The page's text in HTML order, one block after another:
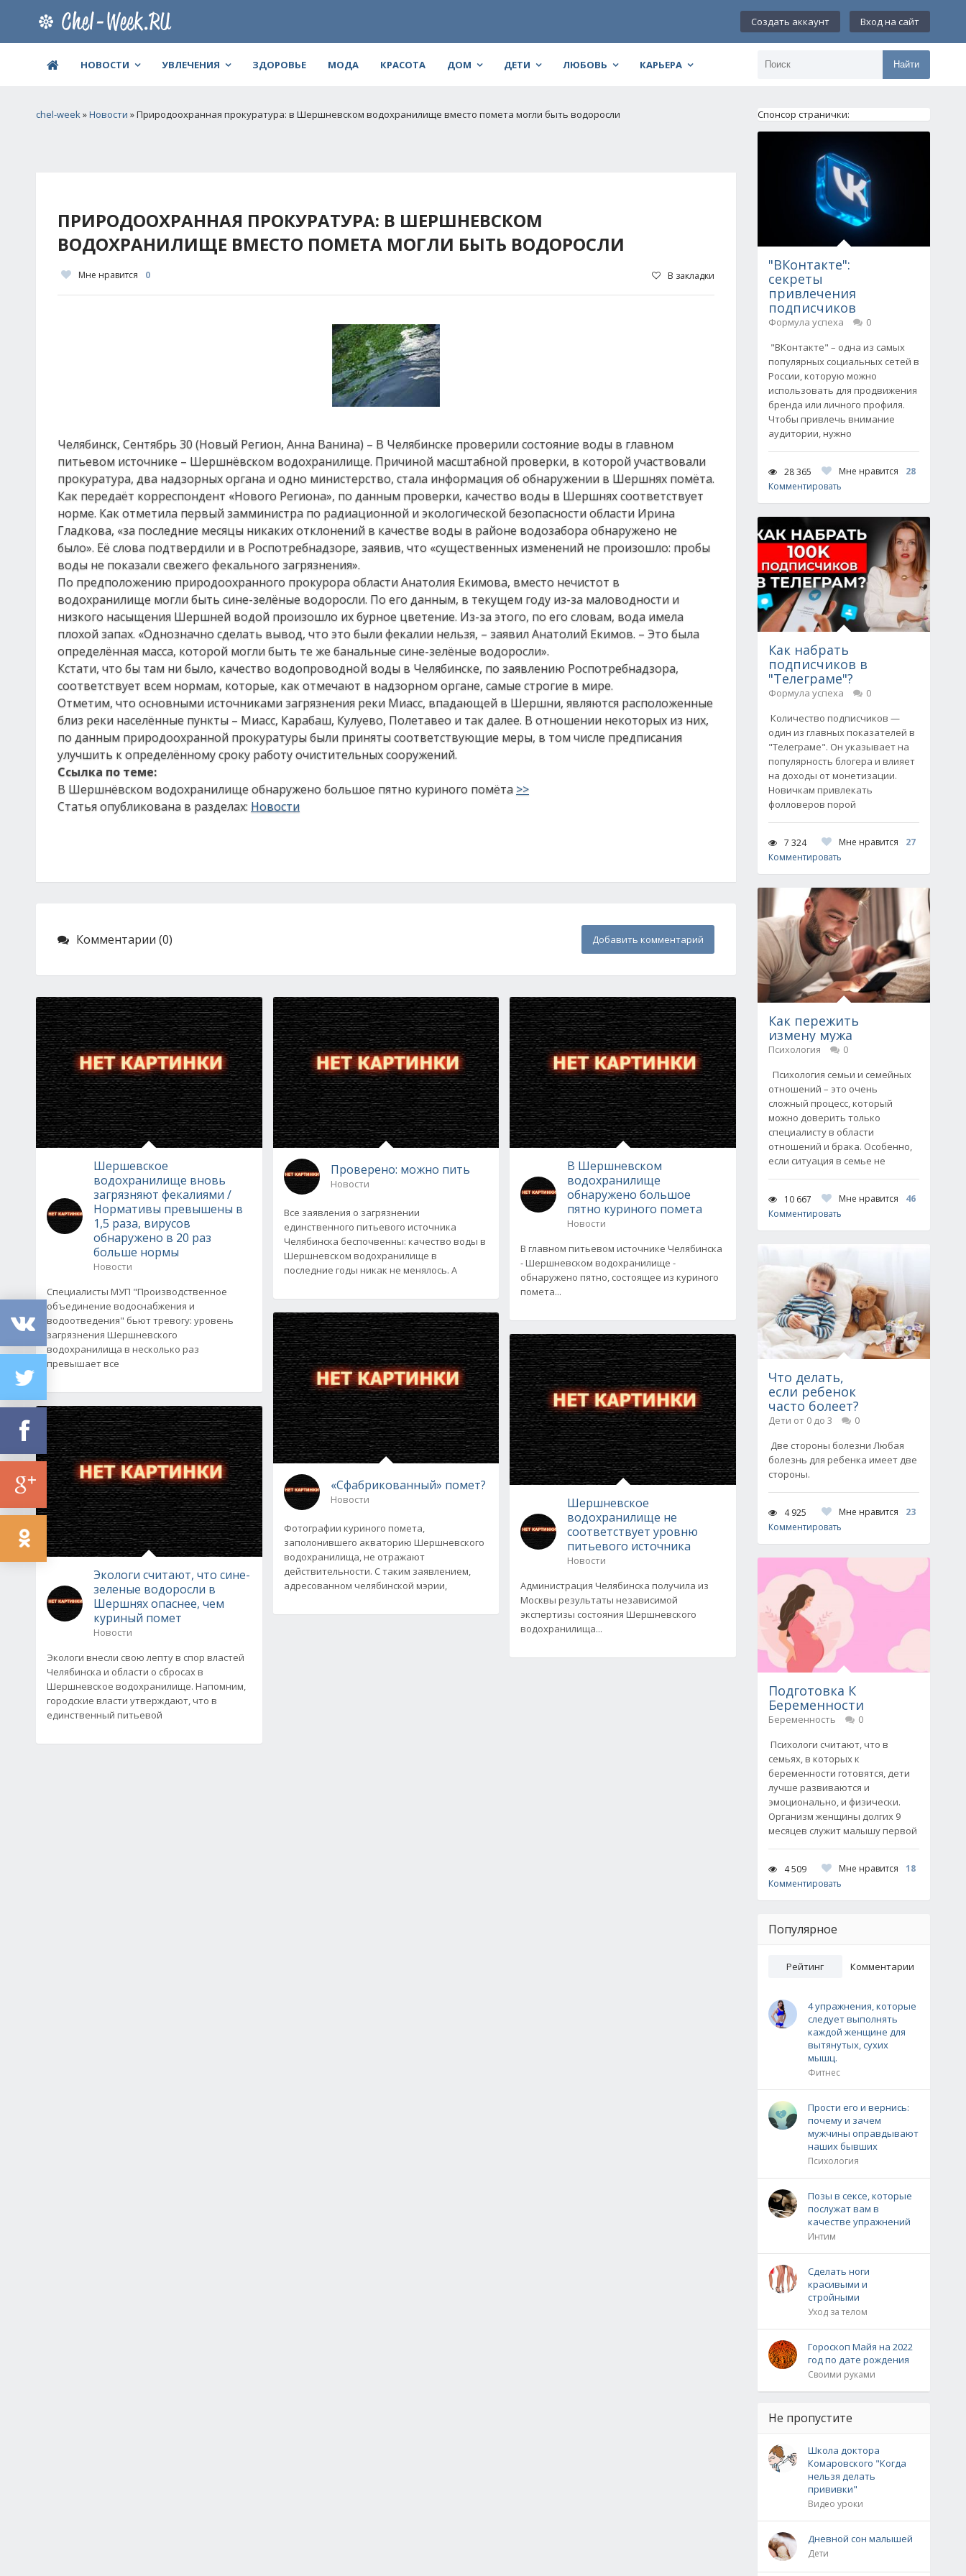
Создать аккаунт Вход на сайт
НОВОСТИ УВЛЕЧЕНИЯ ЗДОРОВЬЕ МОДА КРАСОТА ДОМ ДЕТИ ЛЮБОВЬ КАРЬЕРА Найти
chel-week»Новости » Природоохранная прокуратура: в Шершневском водохранилище вместо помета могли быть водоросли
ПРИРОДООХРАННАЯ ПРОКУРАТУРА: В ШЕРШНЕВСКОМ
ВОДОХРАНИЛИЩЕ ВМЕСТО ПОМЕТА МОГЛИ БЫТЬ ВОДОРОСЛИ
Мне нравится 0 В закладки
Челябинск, Сентябрь 30 (Новый Регион, Анна Ванина) – В Челябинске проверили состояние воды в главном
питьевом источнике – Шершнёвском водохранилище. Причиной масштабной проверки, в которой участвовали
прокуратура, два надзорных органа и одно министерство, стала информация об обнаружении в Шершнях помёта.
Как передаёт корреспондент «Нового Региона», по данным проверки, качество воды в Шершнях соответствует
норме. Как отметила первый замминистра по радиационной и экологической безопасности области Ирина
Гладкова, «за последние месяцы никаких отклонений в качестве воды в районе водозабора обнаружено не
было». Её слова подтвердили и в Роспотребнадзоре, заявив, что «существенных изменений не произошло: пробы
воды не показали свежего фекального загрязнения».
По предположению природоохранного прокурора области Анатолия Екимова, вместо нечистот в
водохранилище могли быть сине-зелёные водоросли. По его данным, в текущем году из-за маловодности и
низкого насыщения Шершней водой произошло их бурное цветение. Из-за этого, по его словам, вода имела
плохой запах. «Однозначно сделать вывод, что это были фекалии нельзя, – заявил Анатолий Екимов. – Это была
определённая масса, которой могли быть те же банальные сине-зелёные водоросли».
Кстати, что бы там ни было, качество водопроводной воды в Челябинске, по заявлению Роспотребнадзора,
соответствует всем нормам, которые, как отмечают в надзорном органе, самые строгие в мире.
Отметим, что основными источниками загрязнения реки Миасс, впадающей в Шершни, являются расположенные
близ реки населённые пункты – Миасс, Карабаш, Кулуево, Полетавео и так далее. В отношении некоторых из них,
по данным природоохранной прокуратуры были приняты соответствующие меры, в том числе предписания
улучшить к определённому сроку работу очистительных сооружений.
Ссылка по теме:
В Шершнёвском водохранилище обнаружено большое пятно куриного помёта >>
Статья опубликована в разделах: Новости
Комментарии (0) Добавить комментарий
Шершевское
водохранилище вновь
загрязняют фекалиями /
Нормативы превышены в
1,5 раза, вирусов
обнаружено в 20 раз
больше нормы
Новости
Специалисты МУП "Производственное
объединение водоснабжения и
водоотведения" бьют тревогу: уровень
загрязнения Шершневского
водохранилища в несколько раз
превышает все
Экологи считают, что сине-
зеленые водоросли в
Шершнях опаснее, чем
куриный помет
Новости
Экологи внесли свою лепту в спор властей
Челябинска и области о сбросах в
Шершневское водохранилище. Напомним,
городские власти утверждают, что в
единственный питьевой
Проверено: можно пить
Новости
Все заявления о загрязнении
единственного питьевого источника
Челябинска беспочвенны: качество воды в
Шершневском водохранилище в
последние годы никак не менялось. А
«Сфабрикованный» помет?
Новости
Фотографии куриного помета,
заполонившего акваторию Шершневского
водохранилища, не отражают
действительности. С таким заявлением,
адресованном челябинской мэрии,
В Шершневском
водохранилище
обнаружено большое
пятно куриного помета
Новости
В главном питьевом источнике Челябинска
- Шершневском водохранилище -
обнаружено пятно, состоящее из куриного
помета...
Шершневское
водохранилище не
соответствует уровню
питьевого источника
Новости
Администрация Челябинска получила из
Москвы результаты независимой
экспертизы состояния Шершневского
водохранилища...
Спонсор странички:
"ВКонтакте":
секреты
привлечения
подписчиков
Формула успеха
0
"ВКонтакте" – одна из самых
популярных социальных сетей в
России, которую можно
использовать для продвижения
бренда или личного профиля.
Чтобы привлечь внимание
аудитории, нужно
28 365 Мне нравится
28
Комментировать
Как набрать
подписчиков в
"Телеграме"?
Формула успеха
0
Количество подписчиков —
один из главных показателей в
"Телеграме". Он указывает на
популярность блогера и влияет
на доходы от монетизации.
Новичкам привлекать
фолловеров порой
7 324 Мне нравится
27
Комментировать
Как пережить
измену мужа
Психология
0
Психология семьи и семейных
отношений – это очень
сложный процесс, который
можно доверить только
специалисту в области
отношений и брака. Особенно,
если ситуация в семье не
10 667 Мне нравится
46
Комментировать
Что делать,
если ребенок
часто болеет?
Дети от 0 до 3
0
Две стороны болезни Любая
болезнь для ребенка имеет две
стороны.
4 925 Мне нравится
23
Комментировать
Подготовка К
Беременности
Беременность
0
Психологи считают, что в
семьях, в которых к
беременности готовятся, дети
лучше развиваются и
эмоционально, и физически.
Организм женщины долгих 9
месяцев служит малышу первой
4 509 Мне нравится
18
Комментировать
Популярное
Рейтинг Комментарии
4 упражнения, которые
следует выполнять
каждой женщине для
вытянутых, сухих
мышц.
Фитнес
Прости его и вернись:
почему и зачем
мужчины оправдывают
наших бывших
Психология
Позы в сексе, которые
послужат вам в
качестве упражнений
Интим
Сделать ноги
красивыми и
стройными
Уход за телом
Гороскоп Майя на 2022
год по дате рождения
Своими руками
Не пропустите
Школа доктора
Комаровского "Когда
нельзя делать
прививки"
Видео уроки
Дневной сон малышей
Дети